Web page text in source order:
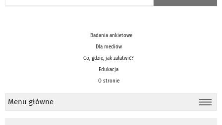
Badania ankietowe
Dla mediów
Co, gdzie, jak załatwić?
Edukacja
O stronie
Menu główne